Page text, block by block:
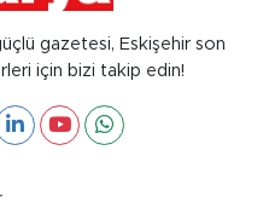
gazetesi, Eskişehir son
için bizi takip edin!